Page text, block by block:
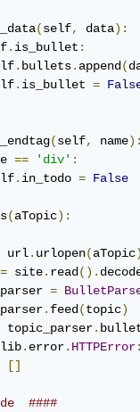
(self, data):
. is_bullet :
self
. bullets. append(
self
. is_bullet =
(self, name):
== 'div' :
self
. in_todo = False
(aTopic):
url. urlopen(aTopic)
= site. read().
=
. feed(topic)
topic_parser.
. error. HTTPError:
[]
####